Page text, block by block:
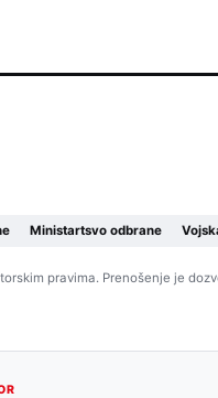
Ministartsvo odbrane
pravima. Prenošenje je